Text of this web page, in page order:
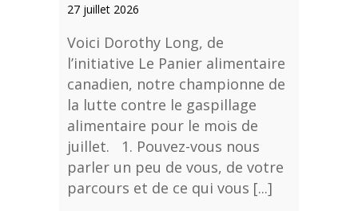
27 juillet 2026
Voici Dorothy Long, de
l’initiative Le Panier alimentaire
canadien, notre championne de
la lutte contre le gaspillage
alimentaire pour le mois de
juillet. 1. Pouvez-vous nous
parler un peu de vous, de votre
parcours et de ce qui vous [...]